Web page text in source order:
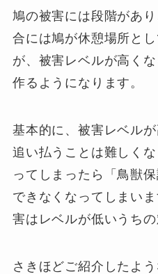
鳩の被害には段階があ
合には鳩が休憩場所と
が、被害レベルが高く
作るようになります。
基本的に、被害レベル
追い払うことは難しく
ってしまったら「鳥獣
できなくなってしまい
害はレベルが低いうち
さきほどご紹介したよ